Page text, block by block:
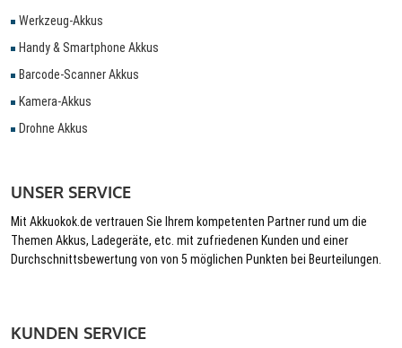
Werkzeug-Akkus
Handy & Smartphone Akkus
Barcode-Scanner Akkus
Kamera-Akkus
Drohne Akkus
UNSER SERVICE
Mit Akkuokok.de vertrauen Sie Ihrem kompetenten Partner rund um die
Themen Akkus, Ladegeräte, etc. mit zufriedenen Kunden und einer
Durchschnittsbewertung von von 5 möglichen Punkten bei Beurteilungen.
KUNDEN SERVICE